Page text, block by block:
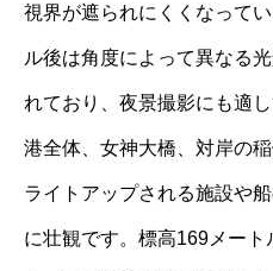
視界が遮られにくくなって
ル後は角度によって異なる
れており、夜景撮影にも適
港全体、女神大橋、対岸の
ライトアップされる施設や
に壮観です。標高169メート